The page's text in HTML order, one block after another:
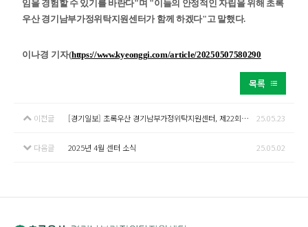
임을 경험할 수 있기를 바란다"며 "이들의 안정적인 자립을 위해 초록
우산 경기남부가정위탁지원센터가 함께 하겠다"고 말했다.
이나경 기자(https://www.kyeonggi.com/article/20250507580290
목록
이전글 [경기일보] 초록우산 경기남부가정위탁지원센터, 제22회 가정위탁의 날, 힐링프로그램 참여 25.05.23
다음글 2025년 4월 센터 소식 25.05.02